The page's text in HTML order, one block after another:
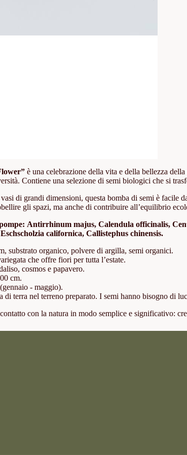
è una celebrazione della vita e della bellezza
Contiene una selezione di semi biologici che si
di grandi dimensioni, questa bomba di semi è facile
gli spazi, ma anche di contribuire all’equilibrio
Antirrhinum majus, Calendula officinalis,
californica, Callistephus chinensis.
substrato organico, polvere di argilla, semi organici.
che offre fiori per tutta l’estate.
cosmos e papavero.
cm.
- maggio).
di terra nel terreno preparato. I semi hanno bisogno di
con la natura in modo semplice e significativo: